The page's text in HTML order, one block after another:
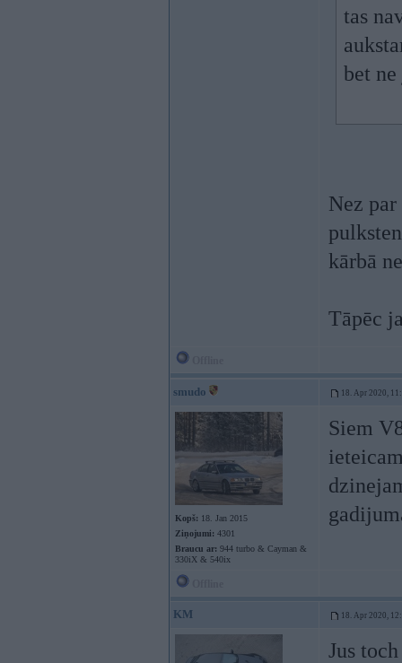
tas
bet
Nez
kārbā
Tāpēc
smudo 18. Apr 2020,
Kopš: 18. Jan 2015
Ziņojumi: 4301
Braucu ar: 944 turbo & Cayman &
330iX & 540ix
Siem
KM 18. Apr 2020,
Jus